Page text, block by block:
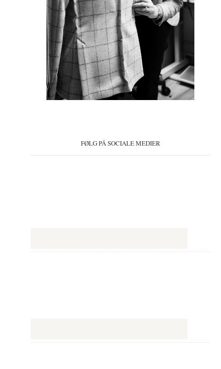
FØLG PÅ SOCIALE MEDIER